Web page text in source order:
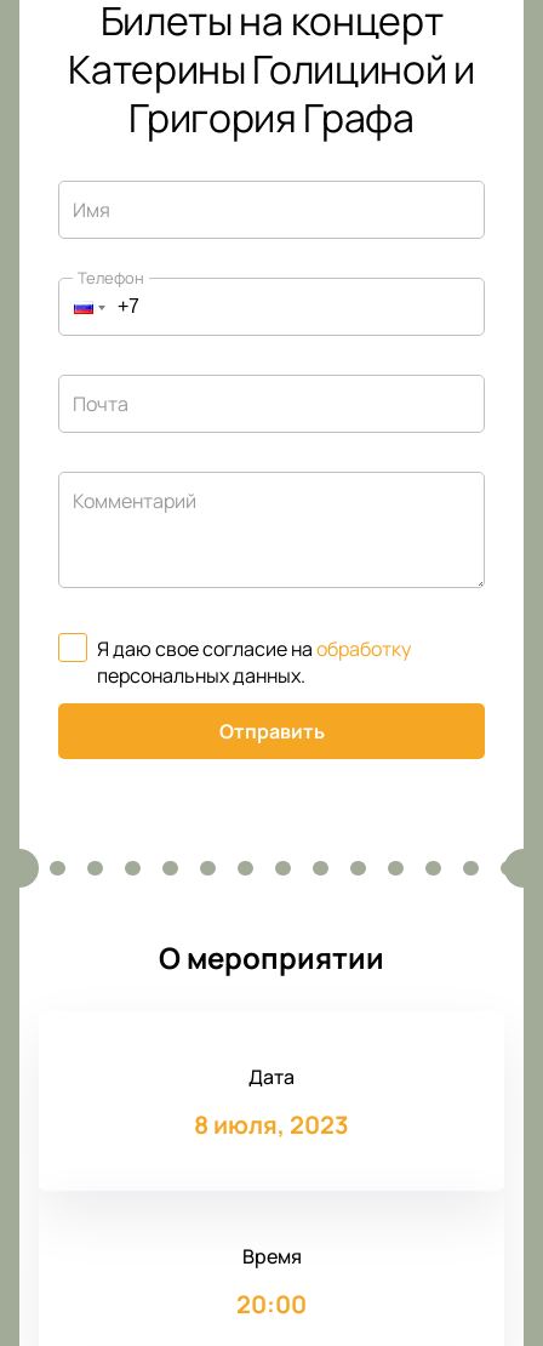
Билеты на концерт
Катерины Голициной и
Григория Графа
Имя
Телефон
Почта
Комментарий
Я даю свое согласие наобработку
персональных данных.
Отправить
О мероприятии
Дата
8 июля, 2023
Время
20:00